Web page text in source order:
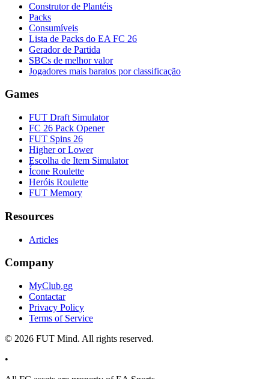
Construtor de Plantéis
Packs
Consumíveis
Lista de Packs do EA FC 26
Gerador de Partida
SBCs de melhor valor
Jogadores mais baratos por classificação
Games
FUT Draft Simulator
FC 26 Pack Opener
FUT Spins 26
Higher or Lower
Escolha de Item Simulator
Ícone Roulette
Heróis Roulette
FUT Memory
Resources
Articles
Company
MyClub.gg
Contactar
Privacy Policy
Terms of Service
© 2026 FUT Mind. All rights reserved.
•